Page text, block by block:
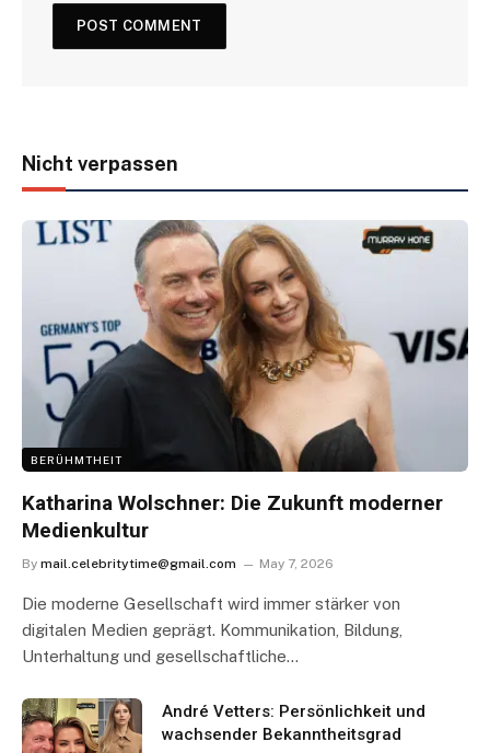
Nicht verpassen
BERÜHMTHEIT
Katharina Wolschner: Die Zukunft moderner
Medienkultur
By mail.celebritytime@gmail.com May 7, 2026
Die moderne Gesellschaft wird immer stärker von
digitalen Medien geprägt. Kommunikation, Bildung,
Unterhaltung und gesellschaftliche…
André Vetters: Persönlichkeit und
wachsender Bekanntheitsgrad